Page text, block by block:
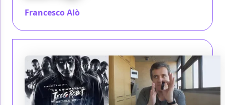
Francesco Alò